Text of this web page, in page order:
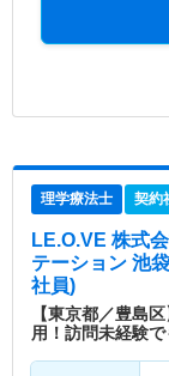
理学療法士 契約
LE.O.VE 株式
テーション 池
社員)
【東京都／豊島
用！訪問未経験